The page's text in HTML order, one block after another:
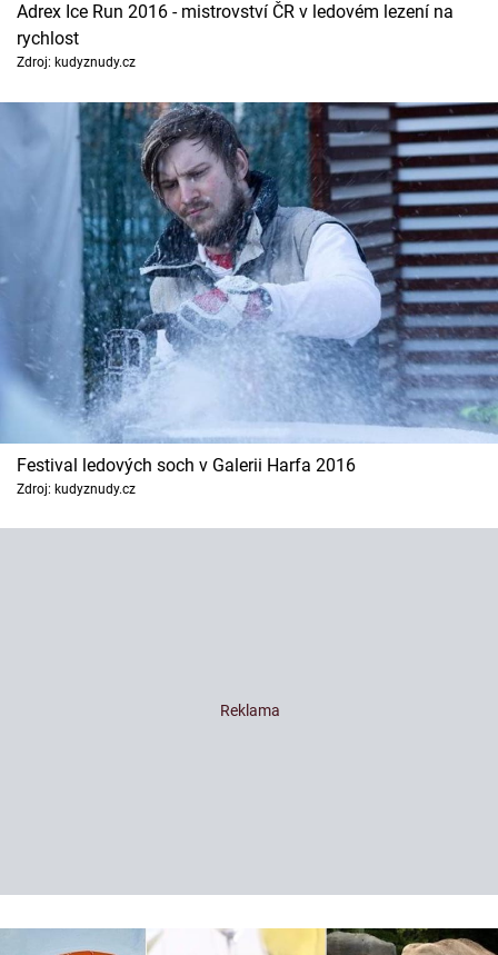
Adrex Ice Run 2016 - mistrovství ČR v ledovém lezení na
rychlost
Zdroj: kudyznudy.cz
Festival ledových soch v Galerii Harfa 2016
Zdroj: kudyznudy.cz